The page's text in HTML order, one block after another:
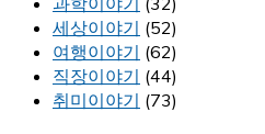
세상이야기 (52)
여행이야기 (62)
직장이야기 (44)
취미이야기 (73)